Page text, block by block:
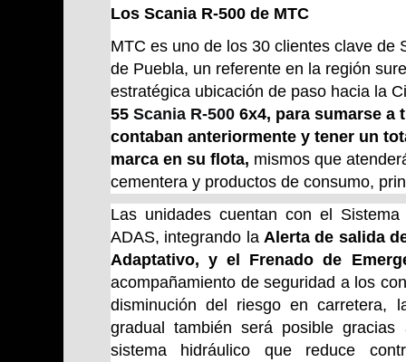
Los Scania R-500 de MTC
MTC es uno de los 30 clientes clave de
de Puebla, un referente en la región
estratégica ubicación de paso hacia la
55 Scania R-500 6x4, para sumarse a
contaban anteriormente y tener un
marca en su flota, mismos que
cementera y productos de consumo,
Las unidades cuentan con el
ADAS, integrando la Alerta de salida
Adaptativo, y el Frenado de
acompañamiento de seguridad a los
disminución del riesgo en carretera,
gradual también será posible
sistema hidráulico que reduce